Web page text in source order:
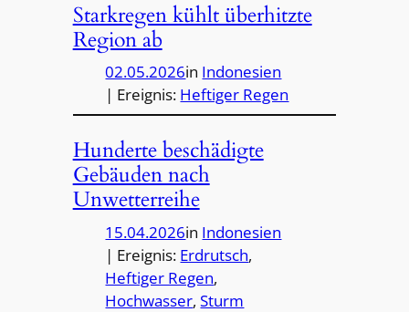
Starkregen kühlt überhitzte
Region ab
02.05.2026in Indonesien
| Ereignis: Heftiger Regen
Hunderte beschädigte
Gebäuden nach
Unwetterreihe
15.04.2026in Indonesien
| Ereignis: Erdrutsch
Heftiger Regen
Hochwasser, Sturm